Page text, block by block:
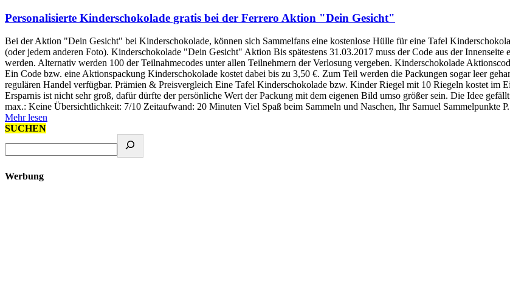
Personalisierte Kinderschokolade gratis bei der Ferrero Aktion "Dein Gesicht"
Bei der Aktion "Dein Gesicht" bei Kinderschokolade, können sich Sammelfans eine kostenlose Hülle für eine Tafel
(oder jedem anderen Foto). Kinderschokolade "Dein Gesicht" Aktion Bis spätestens 31.03.2017 muss der Code aus der
werden. Alternativ werden 100 der Teilnahmecodes unter allen Teilnehmern der Verlosung vergeben. Kinderschokolade
Ein Code bzw. eine Aktionspackung Kinderschokolade kostet dabei bis zu 3,50 €. Zum Teil werden die Packungen sogar leer
regulären Handel verfügbar. Prämien & Preisvergleich Eine Tafel Kinderschokolade bzw. Kinder Riegel mit 10 Riegeln kostet
Ersparnis ist nicht sehr groß, dafür dürfte der persönliche Wert der Packung mit dem eigenen Bild umso größer sein. Die Idee
max.: Keine Übersichtlichkeit: 7/10 Zeitaufwand: 20 Minuten Viel Spaß beim Sammeln und Naschen, Ihr Samuel Sammelpunkte
Mehr lesen
SUCHEN
Werbung